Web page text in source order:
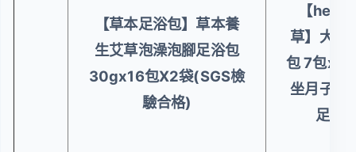
【草本足浴包】草本養
生艾草泡澡泡腳足浴包
30gx16包X2袋(SGS檢
驗合格)
【
草】大風
包 7包x4
坐月子舒
足浴